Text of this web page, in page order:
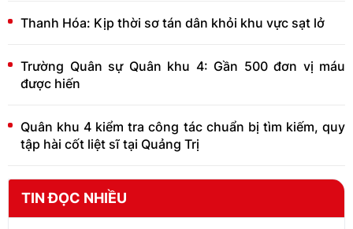
Thanh Hóa: Kịp thời sơ tán dân khỏi khu vực sạt lở
Trường Quân sự Quân khu 4: Gần 500 đơn vị máu
được hiến
Quân khu 4 kiểm tra công tác chuẩn bị tìm kiếm, quy
tập hài cốt liệt sĩ tại Quảng Trị
TIN ĐỌC NHIỀU